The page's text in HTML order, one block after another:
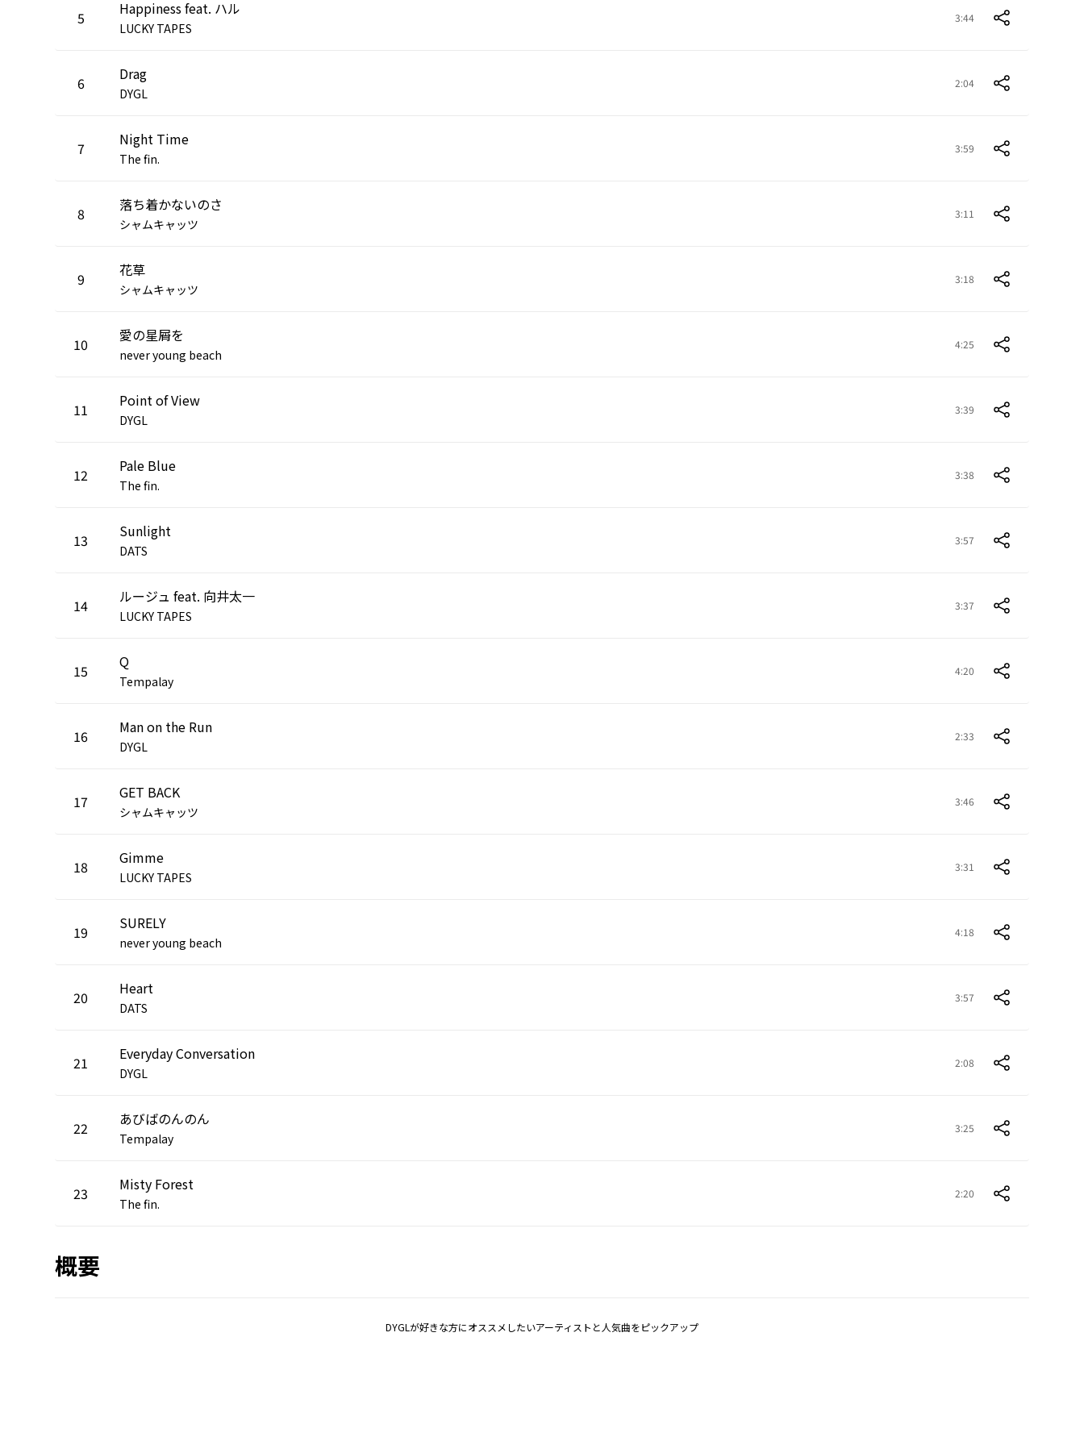
5 Happiness feat. ハル
LUCKY TAPES
3:44
6 Drag
DYGL
2:04
7 Night Time
The fin.
3:59
8 落ち着かないのさ
シャムキャッツ
3:11
9 花草
シャムキャッツ
3:18
10 愛の星屑を
never young beach
4:25
11 Point of View
DYGL
3:39
12 Pale Blue
The fin.
3:38
13 Sunlight
DATS
3:57
14 ルージュ feat. 向井太一
LUCKY TAPES
3:37
15 Q
Tempalay
4:20
16 Man on the Run
DYGL
2:33
17 GET BACK
シャムキャッツ
3:46
18 Gimme
LUCKY TAPES
3:31
19 SURELY
never young beach
4:18
20 Heart
DATS
3:57
21 Everyday Conversation
DYGL
2:08
22 あびばのんのん
Tempalay
3:25
23 Misty Forest
The fin.
2:20
概要
DYGLが好きな方にオススメしたいアーティストと人気曲をピックアップ